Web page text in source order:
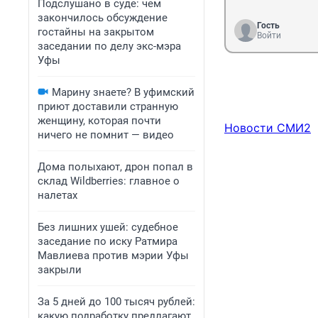
Подслушано в суде: чем
закончилось обсуждение
гостайны на закрытом
заседании по делу экс-мэра
Уфы
Марину знаете? В уфимский
приют доставили странную
женщину, которая почти
ничего не помнит — видео
Дома полыхают, дрон попал в
склад Wildberries: главное о
налетах
Без лишних ушей: судебное
заседание по иску Ратмира
Мавлиева против мэрии Уфы
закрыли
За 5 дней до 100 тысяч рублей:
Гость
Войти
Новости СМИ2